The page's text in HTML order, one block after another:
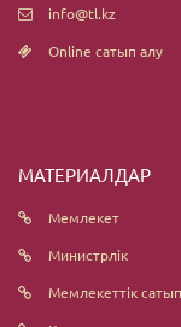
info@tl.kz
Online сатып алу
МАТЕРИАЛДАР
Мемлекет
Министрлік
Мемлекеттік